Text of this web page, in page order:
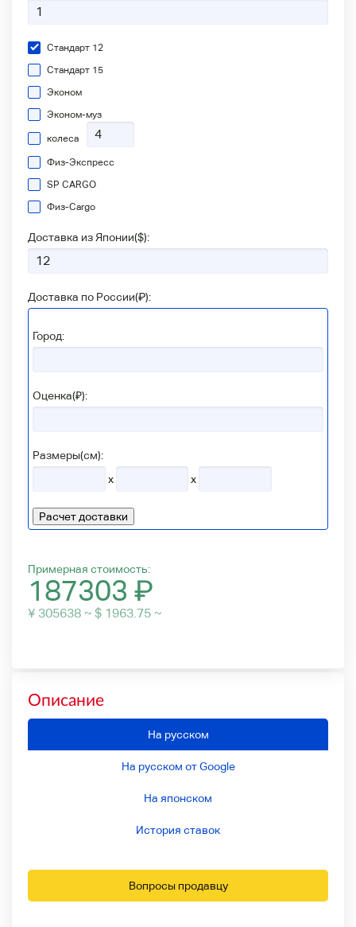
Стандарт 12
Стандарт 15
Эконом
Эконом-муз
колеса
Физ-Экспресс
SP CARGO
Физ-Сargo
Доставка из Японии($):
Доставка по России(₽):
Город:
Оценка(₽):
Размеры(см):
x
x
Расчет доставки
Примерная стоимость:
187303 ₽
¥ 305638 ~ $ 1963.75 ~
Описание
На русском
На русском от Google
На японском
История ставок
Вопросы продавцу